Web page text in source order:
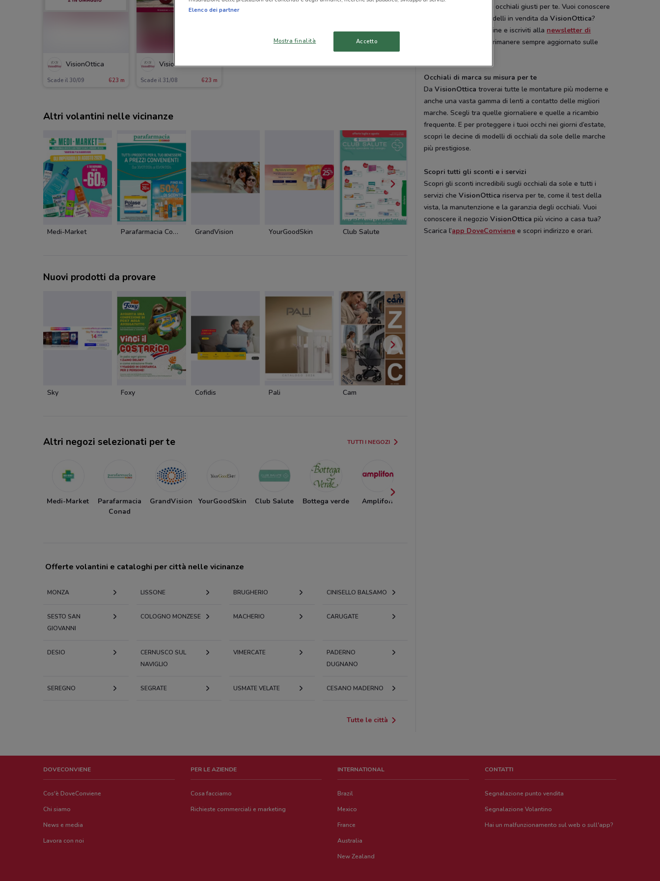
VisionOttica
Scade il 30/09 623 m
VisionOttica
Scade il 31/08 623 m
Altri volantini nelle vicinanze
Medi-Market Parafarmacia Conad GrandVision YourGoodSkin Club Salute Bottega verde Bottega verde Amplifon
Nuovi prodotti da provare
Sky Foxy Cofidis Pali Cam
Altri negozi selezionati per te TUTTI I NEGOZI
Medi-Market
Parafarmacia
Conad
GrandVision YourGoodSkin Club Salute Bottega verde Amplifon
Offerte volantini e cataloghi per città nelle vicinanze
MONZA LISSONE BRUGHERIO CINISELLO BALSAMO
SESTO SAN
GIOVANNI
COLOGNO MONZESE MACHERIO CARUGATE
DESIO
CERNUSCO SUL
NAVIGLIO
VIMERCATE
PADERNO
DUGNANO
SEREGNO SEGRATE USMATE VELATE CESANO MADERNO
Tutte le città
saprà confezionare gli occhiali giusti per te. Vuoi conoscere
tutte le marche e i modelli in vendita daVisionOttica?
Sfoglia il catalogo online e iscriviti alla newsletter di
per rimanere sempre aggiornato sulle
Occhiali di marca su misura per te
DaVisionOttica troverai tutte le montature più moderne e
anche una vasta gamma di lenti a contatto delle migliori
marche. Scegli tra quelle giornaliere e quelle a ricambio
frequente. E per proteggere i tuoi occhi nei giorni d’estate,
scopri le decine di modelli di occhiali da sole delle marche
più prestigiose.
Scopri tutti gli sconti e i servizi
Scopri gli sconti incredibili sugli occhiali da sole e tutti i
servizi cheVisionOttica riserva per te, come il test della
vista, la manutenzione e la garanzia degli occhiali. Vuoi
conoscere il negozioVisionOttica più vicino a casa tua?
Scarica l’app DoveConviene e scopri indirizzo e orari.
DOVECONVIENE
Cos'è DoveConviene
Chi siamo
News e media
Lavora con noi
PER LE AZIENDE
Cosa facciamo
Richieste commerciali e marketing
INTERNATIONAL
Brazil
Mexico
France
Australia
New Zealand
CONTATTI
Segnalazione punto vendita
Segnalazione Volantino
Hai un malfunzionamento sul web o sull'app?
Elenco dei partner
Mostra finalità Accetto